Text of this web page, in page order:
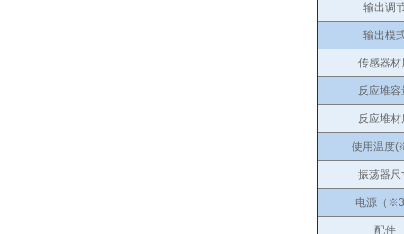
输出调
输出模
传感器材
反应堆容
反应堆材
使用温度
振荡器尺
电源（
配件